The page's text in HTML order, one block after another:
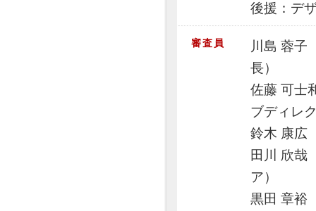
後援：デ
審査員
川島 蓉子
長）
佐藤 可士
ブディレ
鈴木 康広
田川 欣哉
ア）
黒田 章裕